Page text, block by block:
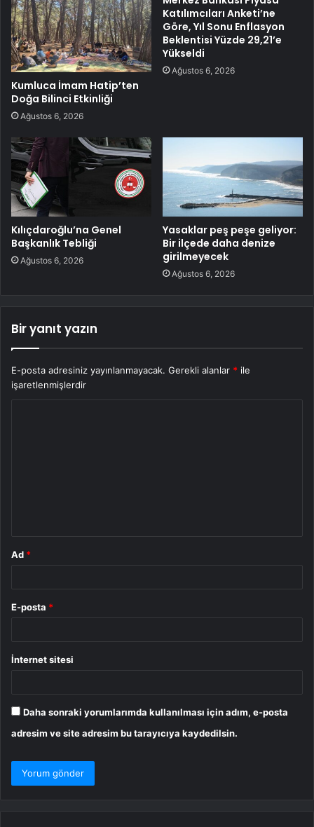
Kumluca İmam Hatip’ten
Doğa Bilinci Etkinliği
Ağustos 6, 2026
Katılımcıları Anketi’ne
Göre, Yıl Sonu Enflasyon
Beklentisi Yüzde 29,21’e
Yükseldi
Ağustos 6, 2026
Kılıçdaroğlu’na Genel
Başkanlık Tebliği
Ağustos 6, 2026
Yasaklar peş peşe geliyor:
Bir ilçede daha denize
girilmeyecek
Ağustos 6, 2026
Bir yanıt yazın
E-posta adresiniz yayınlanmayacak. Gerekli alanlar * ile
işaretlenmişlerdir
Ad *
E-posta *
İnternet sitesi
Daha sonraki yorumlarımda kullanılması için adım, e-posta
adresim ve site adresim bu tarayıcıya kaydedilsin.